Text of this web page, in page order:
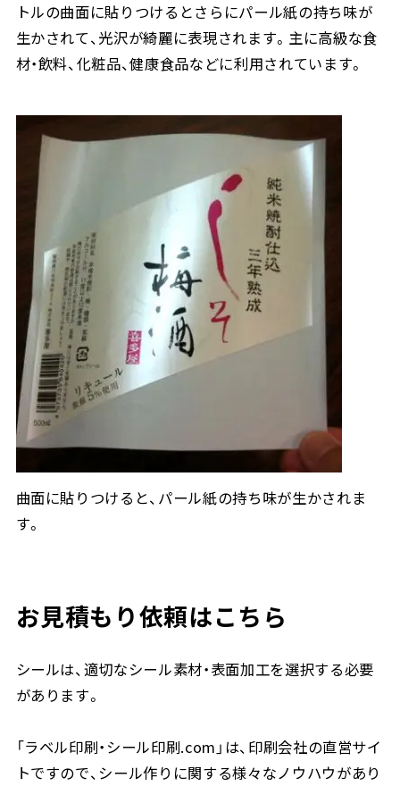
トルの曲面に貼りつけるとさらにパール紙の持ち味が
生かされて、光沢が綺麗に表現されます。主に高級な食
材・飲料、化粧品、健康食品などに利用されています。
曲面に貼りつけると、パール紙の持ち味が生かされま
す。
お見積もり依頼はこちら
シールは、適切なシール素材・表面加工を選択する必要
があります。
「ラベル印刷・シール印刷.com」は、印刷会社の直営サイ
トですので、シール作りに関する様々なノウハウがあり